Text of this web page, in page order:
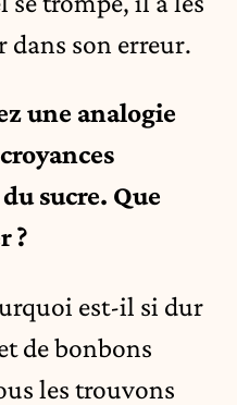
dans son erreur.
une analogie
sucre. Que
?
est-il si dur
de bonbons
les trouvons